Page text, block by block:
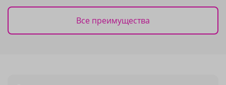
Все преимущества